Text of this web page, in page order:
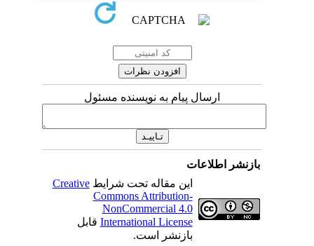
ارسال پیام به نویسنده مسئول
بازنشر اطلاعات
این مقاله تحت شرایطCreative
Commons Attribution-
NonCommercial 4.0
International Licenseقابل
بازنشر است.